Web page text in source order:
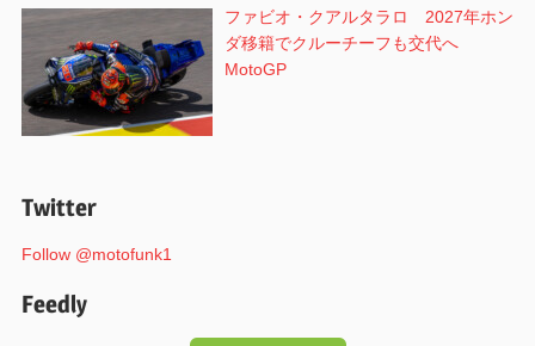
ファビオ・クアルタラロ 2027年ホン
ダ移籍でクルーチーフも交代へ
MotoGP
Twitter
Follow @motofunk1
Feedly